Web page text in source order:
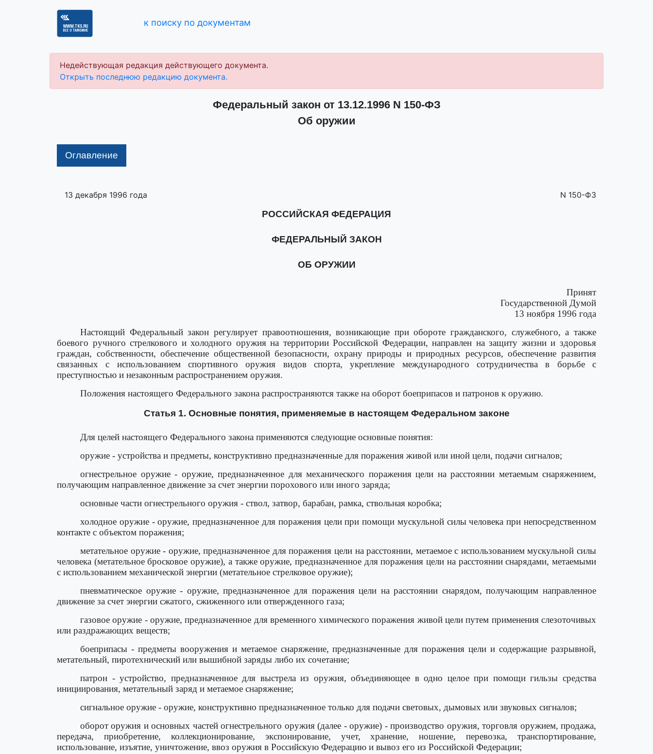
к поиску по документам
Недействующая редакция действующего документа.
Открыть последнюю редакцию документа.
Федеральный закон от 13.12.1996 N 150-ФЗ
Об оружии
Оглавление
13 декабря 1996 года N 150-ФЗ
РОССИЙСКАЯ ФЕДЕРАЦИЯ
ФЕДЕРАЛЬНЫЙ ЗАКОН
ОБ ОРУЖИИ
Принят
Государственной Думой
13 ноября 1996 года
Настоящий Федеральный закон регулирует правоотношения, возникающие при обороте гражданского, служебного, а также
боевого ручного стрелкового и холодного оружия на территории Российской Федерации, направлен на защиту жизни и здоровья
граждан, собственности, обеспечение общественной безопасности, охрану природы и природных ресурсов, обеспечение развития
связанных с использованием спортивного оружия видов спорта, укрепление международного сотрудничества в борьбе с
преступностью и незаконным распространением оружия.
Положения настоящего Федерального закона распространяются также на оборот боеприпасов и патронов к оружию.
Статья 1. Основные понятия, применяемые в настоящем Федеральном законе
Для целей настоящего Федерального закона применяются следующие основные понятия:
оружие - устройства и предметы, конструктивно предназначенные для поражения живой или иной цели, подачи сигналов;
огнестрельное оружие - оружие, предназначенное для механического поражения цели на расстоянии метаемым снаряжением,
получающим направленное движение за счет энергии порохового или иного заряда;
основные части огнестрельного оружия - ствол, затвор, барабан, рамка, ствольная коробка;
холодное оружие - оружие, предназначенное для поражения цели при помощи мускульной силы человека при непосредственном
контакте с объектом поражения;
метательное оружие - оружие, предназначенное для поражения цели на расстоянии, метаемое с использованием мускульной силы
человека (метательное бросковое оружие), а также оружие, предназначенное для поражения цели на расстоянии снарядами, метаемыми
с использованием механической энергии (метательное стрелковое оружие);
пневматическое оружие - оружие, предназначенное для поражения цели на расстоянии снарядом, получающим направленное
движение за счет энергии сжатого, сжиженного или отвержденного газа;
газовое оружие - оружие, предназначенное для временного химического поражения живой цели путем применения слезоточивых
или раздражающих веществ;
боеприпасы - предметы вооружения и метаемое снаряжение, предназначенные для поражения цели и содержащие разрывной,
метательный, пиротехнический или вышибной заряды либо их сочетание;
патрон - устройство, предназначенное для выстрела из оружия, объединяющее в одно целое при помощи гильзы средства
инициирования, метательный заряд и метаемое снаряжение;
сигнальное оружие - оружие, конструктивно предназначенное только для подачи световых, дымовых или звуковых сигналов;
оборот оружия и основных частей огнестрельного оружия (далее - оружие) - производство оружия, торговля оружием, продажа,
передача, приобретение, коллекционирование, экспонирование, учет, хранение, ношение, перевозка, транспортирование,
использование, изъятие, уничтожение, ввоз оружия в Российскую Федерацию и вывоз его из Российской Федерации;